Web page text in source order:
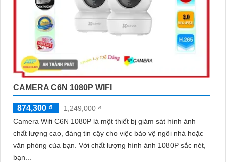
CAMERA C6N 1080P WIFI
874,300 ₫
1,249,000 ₫
Camera Wifi C6N 1080P là một thiết bị giám sát hình ảnh
chất lượng cao, đáng tin cậy cho việc bảo vệ ngôi nhà hoặc
văn phòng của bạn. Với chất lượng hình ảnh 1080P sắc nét,
bạn...